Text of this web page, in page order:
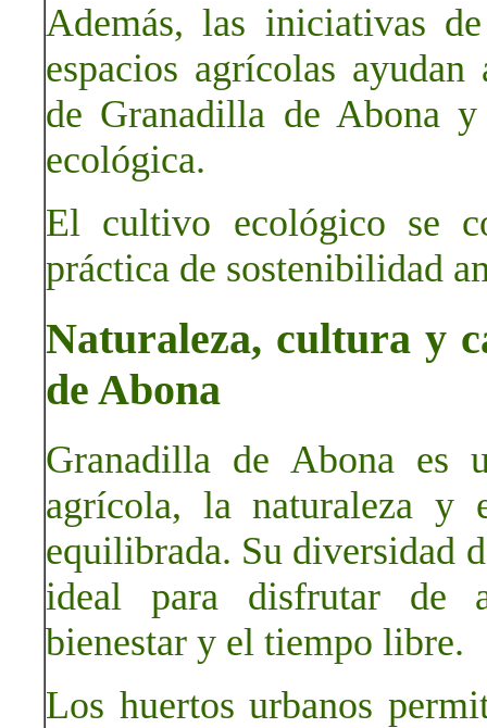
Además, las iniciativas
espacios agrícolas
de Granadilla de Abona
ecológica.
El cultivo ecológico se
práctica de sostenibilidad
Naturaleza, cultura y
de Abona
Granadilla de Abona es
agrícola, la naturaleza y
equilibrada. Su diversidad
ideal para disfrutar de
bienestar y el tiempo libre.
Los huertos urbanos